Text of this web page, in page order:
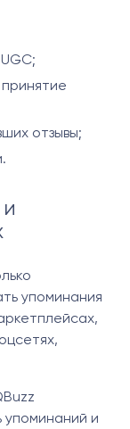
отзывы;
упоминания
упоминаний и